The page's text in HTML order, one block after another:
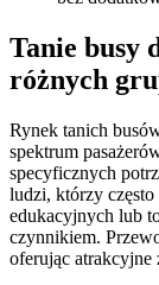
Tanie busy
różnych
Rynek tanich
spektrum
specyficznych
ludzi, którzy
edukacyjnych lub
czynnikiem.
oferując